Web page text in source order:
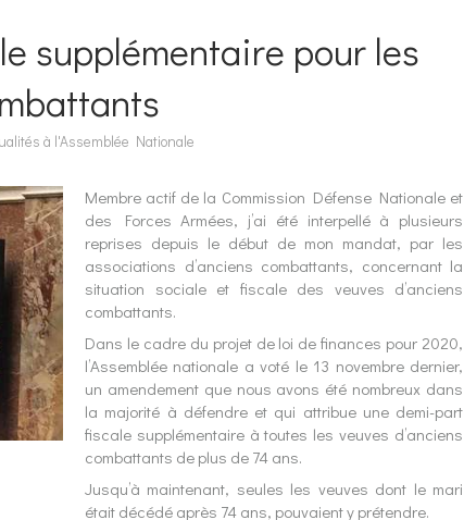
supplémentaire pour les
à l'Assemblée Nationale
Membre actif de la Commission Défense Nationale et
des Forces Armées, j’ai été interpellé à plusieurs
reprises depuis le début de mon mandat, par les
associations d’anciens combattants, concernant la
situation sociale et fiscale des veuves d’anciens
combattants.
Dans le cadre du projet de loi de finances pour 2020,
l’Assemblée nationale a voté le 13 novembre dernier,
un amendement que nous avons été nombreux dans
la majorité à défendre et qui attribue une demi-part
fiscale supplémentaire à toutes les veuves d’anciens
combattants de plus de 74 ans.
Jusqu’à maintenant, seules les veuves dont le mari
était décédé après 74 ans, pouvaient y prétendre.